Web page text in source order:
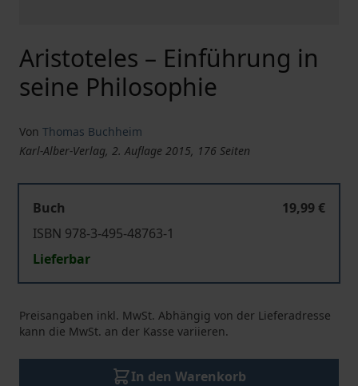
Aristoteles – Einführung in
seine Philosophie
Von Thomas Buchheim
Karl-Alber-Verlag, 2. Auflage 2015, 176 Seiten
Buch
19,99 €
ISBN 978-3-495-48763-1
Lieferbar
Preisangaben inkl. MwSt. Abhängig von der Lieferadresse
kann die MwSt. an der Kasse variieren.
In den Warenkorb